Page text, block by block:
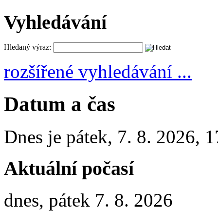
Vyhledávání
Hledaný výraz:
rozšířené vyhledávání ...
Datum a čas
Dnes je pátek, 7. 8. 2026,
Aktuální počasí
dnes, pátek 7. 8. 2026